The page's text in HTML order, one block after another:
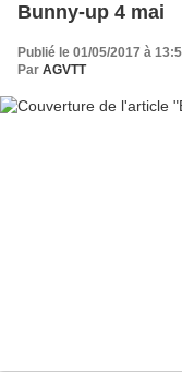
Bunny-up 4 mai
Publié le 01/05/2017 à
Par AGVTT